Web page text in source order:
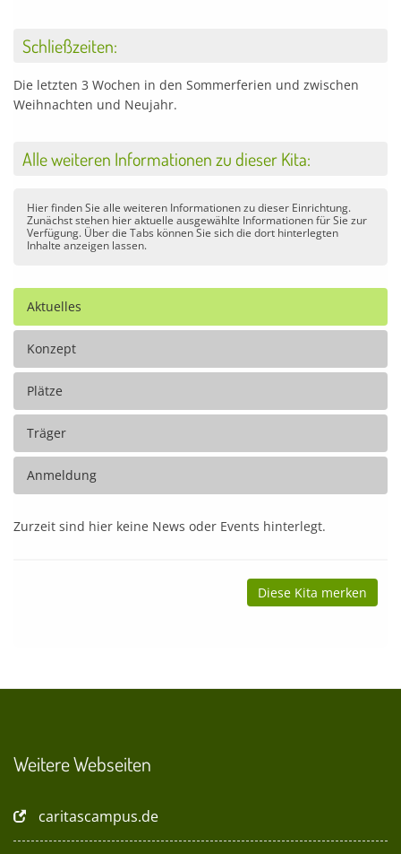
Schließzeiten:
Die letzten 3 Wochen in den Sommerferien und zwischen
Weihnachten und Neujahr.
Alle weiteren Informationen zu dieser Kita:
Hier finden Sie alle weiteren Informationen zu dieser Einrichtung.
Zunächst stehen hier aktuelle ausgewählte Informationen für Sie zur
Verfügung. Über die Tabs können Sie sich die dort hinterlegten
Inhalte anzeigen lassen.
Aktuelles
Konzept
Plätze
Träger
Anmeldung
Zurzeit sind hier keine News oder Events hinterlegt.
Diese Kita merken
Weitere Webseiten
caritascampus.de